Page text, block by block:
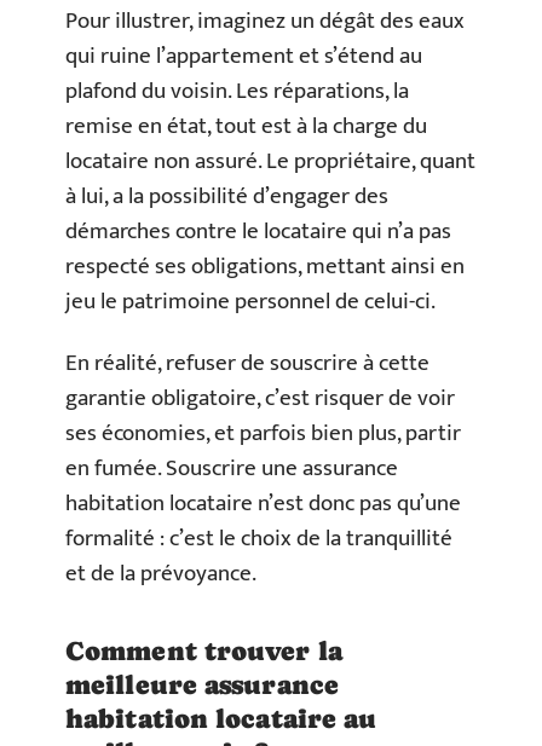
Pour illustrer, imaginez un dégât des eaux
qui ruine l’appartement et s’étend au
plafond du voisin. Les réparations, la
remise en état, tout est à la charge du
locataire non assuré. Le propriétaire, quant
à lui, a la possibilité d’engager des
démarches contre le locataire qui n’a pas
respecté ses obligations, mettant ainsi en
jeu le patrimoine personnel de celui-ci.
En réalité, refuser de souscrire à cette
garantie obligatoire, c’est risquer de voir
ses économies, et parfois bien plus, partir
en fumée. Souscrire une assurance
habitation locataire n’est donc pas qu’une
formalité : c’est le choix de la tranquillité
et de la prévoyance.
Comment trouver la
meilleure assurance
habitation locataire au